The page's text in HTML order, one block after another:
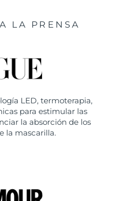
LA PRENSA
LED, termoterapia,
para estimular las
la absorción de los
la mascarilla.